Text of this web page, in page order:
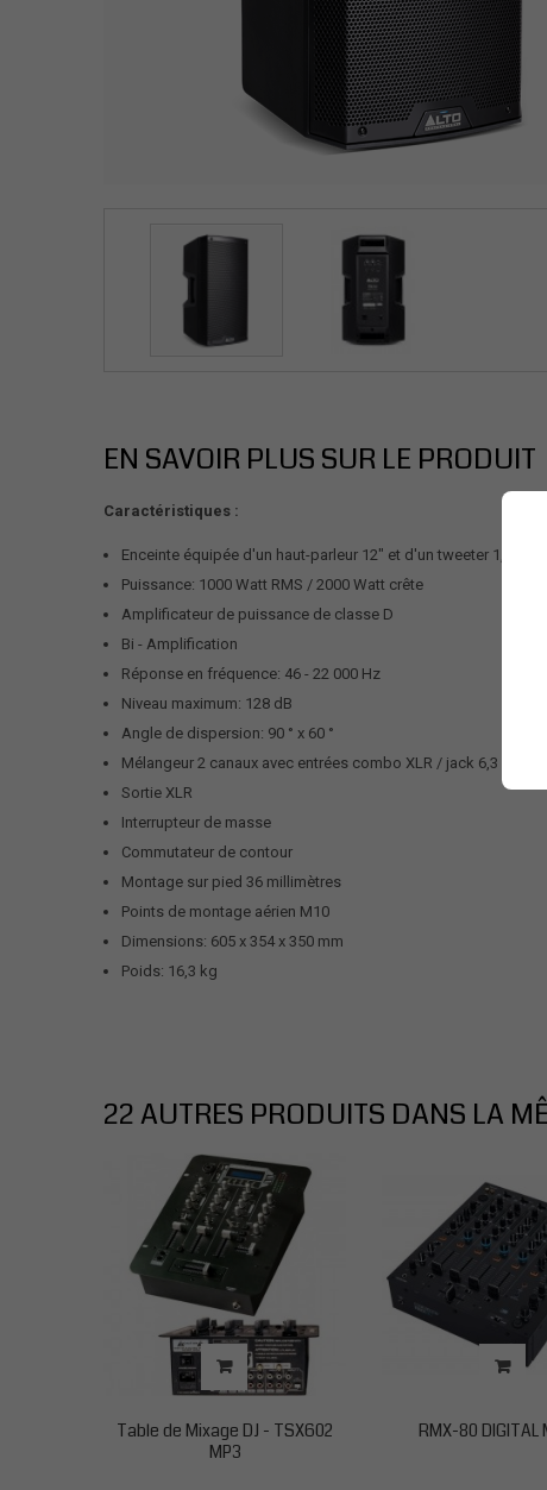
EN SAVOIR PLUS SUR LE PRODUIT
Caractéristiques :
Enceinte équipée d'un haut-parleur 12" et d'un tweeter 1,5"
Puissance: 1000 Watt RMS / 2000 Watt crête
Amplificateur de puissance de classe D
Bi - Amplification
Réponse en fréquence: 46 - 22 000 Hz
Niveau maximum: 128 dB
Angle de dispersion: 90 ° x 60 °
Mélangeur 2 canaux avec entrées combo XLR / jack 6,3 mm
Sortie XLR
Interrupteur de masse
Commutateur de contour
Montage sur pied 36 millimètres
Points de montage aérien M10
Dimensions: 605 x 354 x 350 mm
Poids: 16,3 kg
22 AUTRES PRODUITS DANS LA
Table de Mixage DJ - TSX602
MP3
RMX-80 DIGITAL